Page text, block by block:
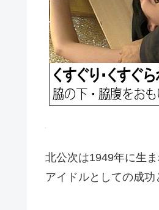
北公次は1949年に生
アイドルとしての成